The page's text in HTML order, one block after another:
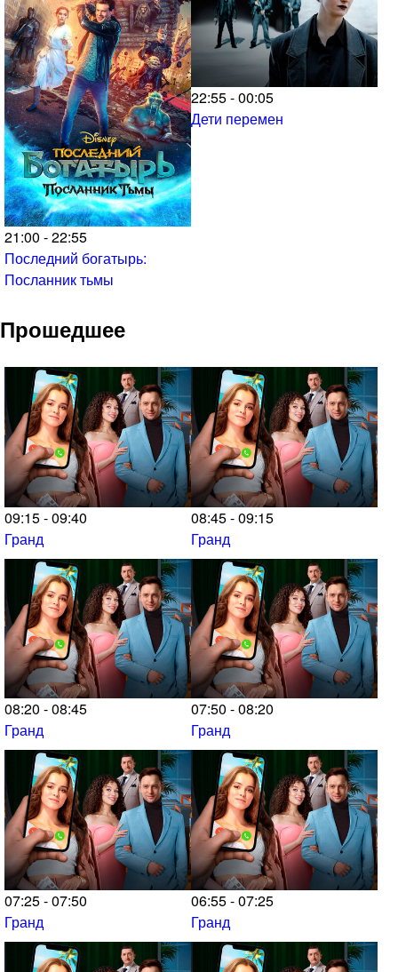
21:00 - 22:55
Последний богатырь:
Посланник тьмы
22:55 - 00:05
Дети перемен
Прошедшее
09:15 - 09:40
Гранд
08:45 - 09:15
Гранд
08:20 - 08:45
Гранд
07:50 - 08:20
Гранд
07:25 - 07:50
Гранд
06:55 - 07:25
Гранд